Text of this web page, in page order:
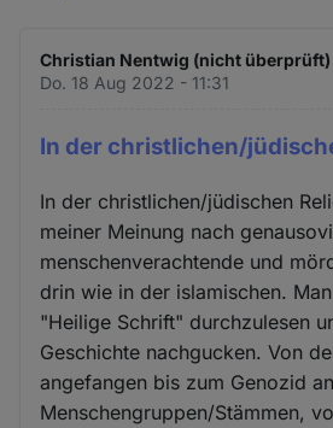
Christian Nentwig (nicht überprüft)
Do. 18 Aug 2022 - 11:31
In der christlichen/
In der christlichen/jüdischen
meiner Meinung nach
menschenverachtende und
drin wie in der islamischen.
"Heilige Schrift" durchzulesen
Geschichte nachgucken. Von
angefangen bis zum Genozid an
Menschengruppen/Stämmen,